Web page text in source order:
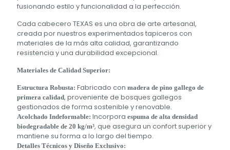
fusionando estilo y funcionalidad a la perfección.
Cada cabecero TEXAS es una obra de arte artesanal,
creada por nuestros experimentados tapiceros con
materiales de la más alta calidad, garantizando
resistencia y una durabilidad excepcional.
Materiales de Calidad Superior:
Estructura Robusta: Fabricado con madera de pino gallego de
primera calidad, proveniente de bosques gallegos
gestionados de forma sostenible y renovable.
Acolchado Indeformable: Incorpora espuma de alta densidad
biodegradable de 20 kg/m³, que asegura un confort superior y
mantiene su forma a lo largo del tiempo.
Detalles Técnicos y Diseño Exclusivo: